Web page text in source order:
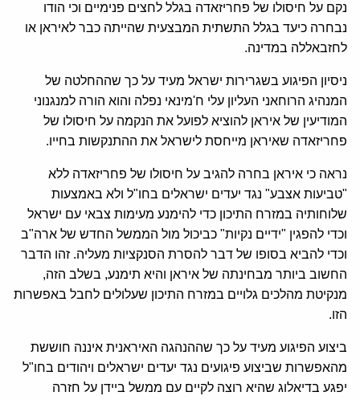
נקם על חיסולו של פחריזאדה בגלל לחצים פנימיים וכי הודו
נבחרה כיעד בגלל התשתית המבצעית שהייתה כבר לאיראן או
לחזבאללה במדינה.
ניסיון הפיגוע בשגרירות ישראל מעיד על כך שההחלטה של
המנהיג הרוחאני העליון עלי ח'מינאי נפלה והוא הורה למנגנוני
המודיעין של איראן להוציא לפועל את הנקמה על חיסולו של
פחריזאדה שאיראן מייחסת לישראל את ההתנקשות בחייו.
נראה כי איראן בחרה להגיב על חיסולו של פחריזאדה ללא
"טביעות אצבע" נגד יעדים ישראלים בחו"ל ולא באמצעות
שלוחותיה במזרח התיכון כדי להימנע מעימות צבאי עם ישראל
וכדי להפגין "ידיים נקיות" כביכול מול הממשל החדש של ארה"ב
וכדי להביא בסופו של דבר להסרת הסנקציות מעליה. זהו הדבר
החשוב ביותר מבחינתה של איראן והיא תימנע, בשלב הזה,
מנקיטת מהלכים גלויים במזרח התיכון שעלולים לחבל באפשרות
הזו.
ביצוע הפיגוע מעיד על כך שההנהגה האיראנית איננה חוששת
מהאפשרות שביצוע פיגועים נגד יעדים ישראלים ויהודים בחו"ל
יפגע בדיאלוג שהיא רוצה לקיים עם ממשל ביידן על חזרה